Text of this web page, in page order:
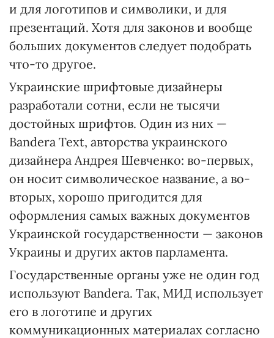
и для логотипов и символики, и для
презентаций. Хотя для законов и вообще
больших документов следует подобрать
что-то другое.
Украинские шрифтовые дизайнеры
разработали сотни, если не тысячи
достойных шрифтов. Один из них —
Bandera Text, авторства украинского
дизайнера Андрея Шевченко: во-первых,
он носит символическое название, а во-
вторых, хорошо пригодится для
оформления самых важных документов
Украинской государственности — законов
Украины и других актов парламента.
Государственные органы уже не один год
используют Bandera. Так, МИД использует
его в логотипе и других
коммуникационных материалах согласно